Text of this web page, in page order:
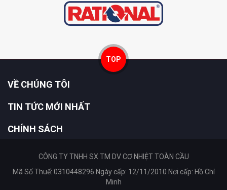
TOP
VỀ CHÚNG TÔI
TIN TỨC MỚI NHẤT
CHÍNH SÁCH
CÔNG TY TNHH SX TM DV CƠ NHIỆT TOÀN CẦU
Mã Số Thuế: 0310448296 Ngày cấp: 12/11/2010 Nơi cấp: Hồ Chí
Minh